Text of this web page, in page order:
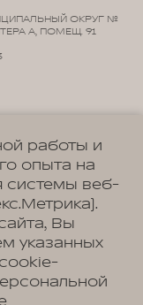
данных
третьим лицам
ПД
ОКРУГ №
А, ПОМЕЩ. 91
работы и
опыта на
системы веб-
Вы
указанных